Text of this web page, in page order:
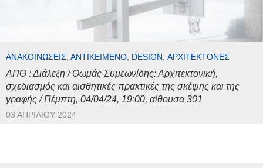
ΑΝΑΚΟΙΝΏΣΕΙΣ, ΑΝΤΙΚΕΊΜΕΝΟ, DESIGN, ΑΡΧΙΤΈΚΤΟΝΕΣ
ΑΠΘ : Διάλεξη / Θωμάς Συμεωνίδης: Αρχιτεκτονική,
σχεδιασμός και αισθητικές πρακτικές της σκέψης και της
γραφής / Πέμπτη, 04/04/24, 19:00, αίθουσα 301
03 ΑΠΡΙΛΊΟΥ 2024